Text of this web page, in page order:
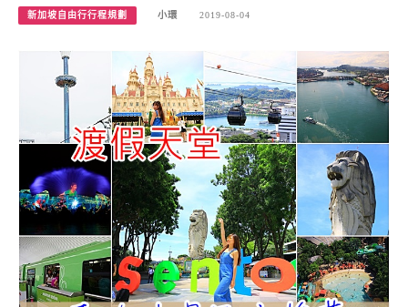
新加坡自由行行程規劃 小環 2019-08-04